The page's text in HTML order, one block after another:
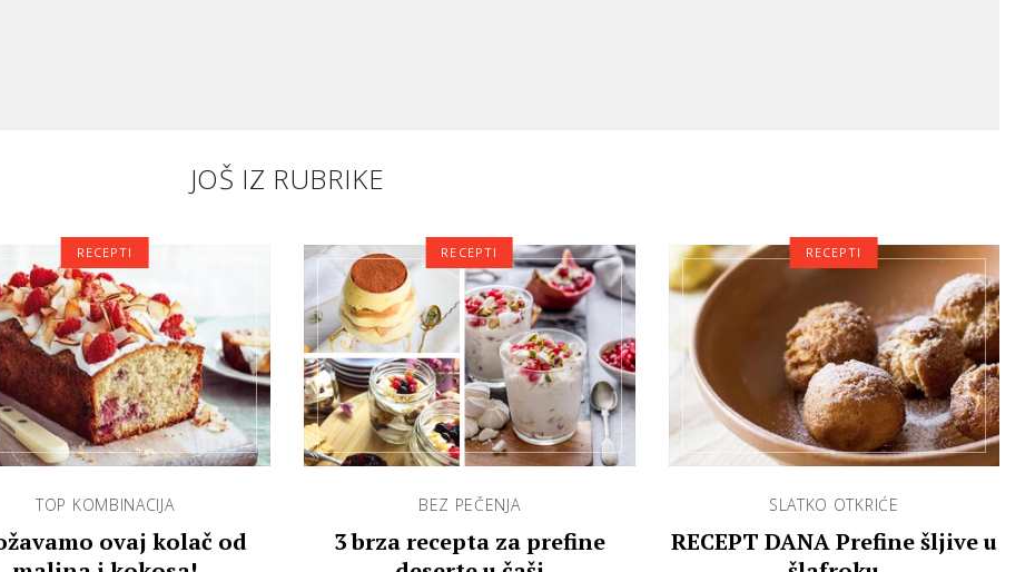
JOŠ IZ RUBRIKE
TOP KOMBINACIJA
ovaj kolač od
RECEPTI
BEZ PEČENJA
3 brza recepta za prefine
RECEPTI
SLATKO OTKRIĆE
RECEPT DANA Prefine šljive u
RECEPTI